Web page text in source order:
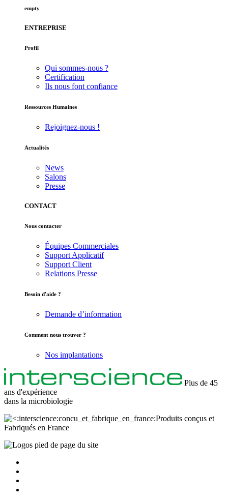
empty
ENTREPRISE
Profil
Qui sommes-nous ?
Certification
Ils nous font confiance
Ressources Humaines
Rejoignez-nous !
Actualités
News
Salons
Presse
CONTACT
Nous contacter
Équipes Commerciales
Support Applicatif
Support Client
Relations Presse
Besoin d'aide ?
Demande d’information
Comment nous trouver ?
Nos implantations
Plus de 45
ans d'expérience
dans la microbiologie
Produits conçus et
Fabriqués en France